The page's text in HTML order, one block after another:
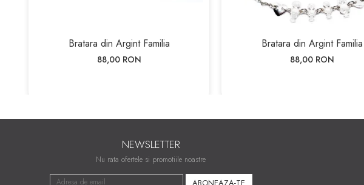
Bratara din Argint Familia
88,00 RON
Bratara din Argint Familia
88,00 RON
NEWSLETTER
Nu rata ofertele si promotiile noastre